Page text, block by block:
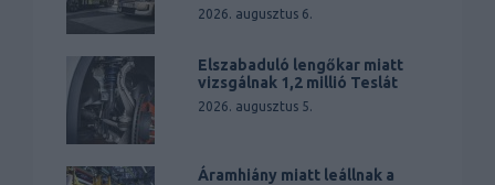
2026. augusztus 6.
Elszabaduló lengőkar miatt
vizsgálnak 1,2 millió Teslát
2026. augusztus 5.
Áramhiány miatt leállnak a